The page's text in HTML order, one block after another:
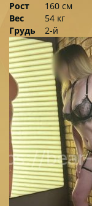
Рост
160 см
Вес
54 кг
Грудь
2-й